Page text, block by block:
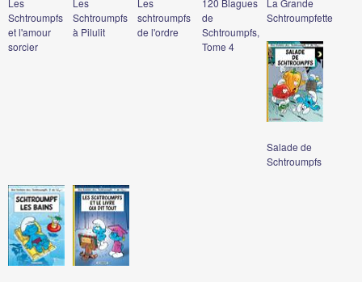
Schtroumpfs
et l'amour
sorcier
Schtroumpfs
à Pilulit
schtroumpfs
de l'ordre
de
Schtroumpfs,
Tome 4
Schtroumpfette
Salade de
Schtroumpfs